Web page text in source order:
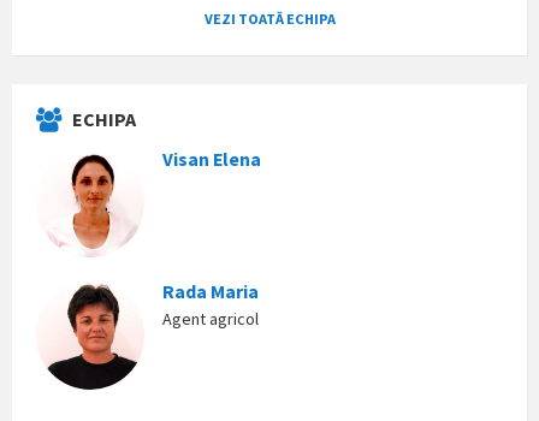
VEZI TOATĂ ECHIPA
ECHIPA
Visan Elena
Rada Maria
Agent agricol